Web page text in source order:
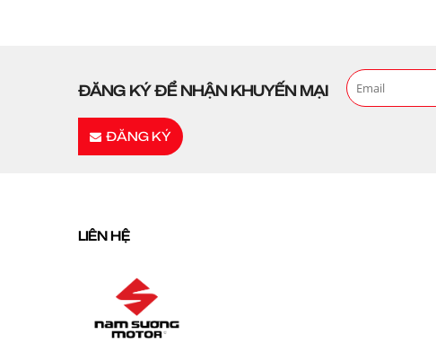
ĐĂNG KÝ ĐỂ NHẬN KHUYẾN MẠI
ĐĂNG KÝ
LIÊN HỆ